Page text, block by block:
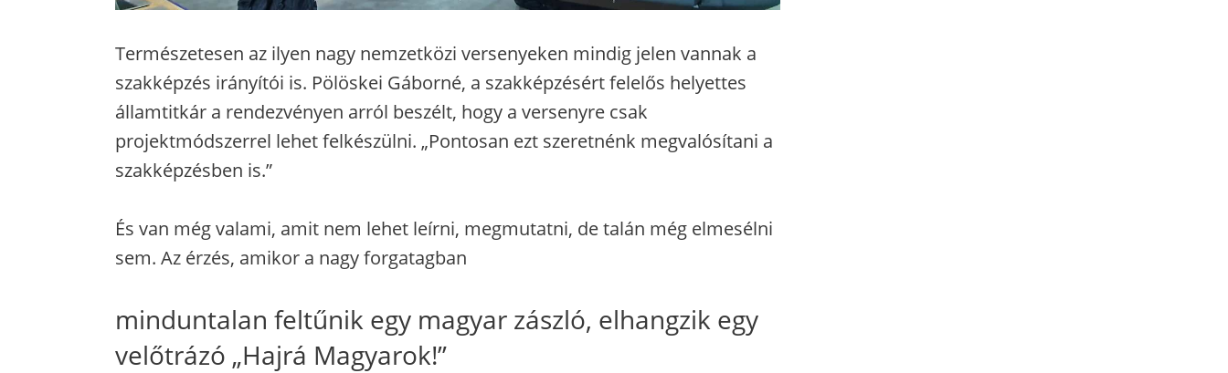
Természetesen az ilyen nagy nemzetközi versenyeken mindig jelen vannak a
szakképzés irányítói is. Pölöskei Gáborné, a szakképzésért felelős helyettes
államtitkár a rendezvényen arról beszélt, hogy a versenyre csak
projektmódszerrel lehet felkészülni. „Pontosan ezt szeretnénk megvalósítani a
szakképzésben is.”
És van még valami, amit nem lehet leírni, megmutatni, de talán még elmesélni
sem. Az érzés, amikor a nagy forgatagban
minduntalan feltűnik egy magyar zászló, elhangzik egy
velőtrázó „Hajrá Magyarok!”